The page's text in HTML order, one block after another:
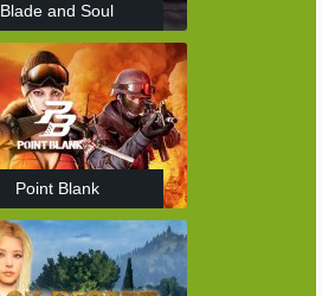
Blade and Soul
Point Blank